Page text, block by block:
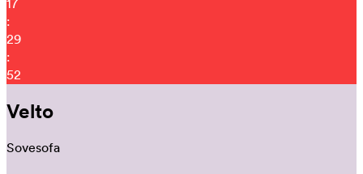
17
:
29
:
47
Velto
Sovesofa